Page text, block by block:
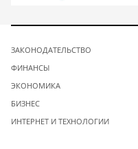
ЗАКОНОДАТЕЛЬСТВО
ФИНАНСЫ
ЭКОНОМИКА
БИЗНЕС
ИНТЕРНЕТ И ТЕХНОЛОГИИ